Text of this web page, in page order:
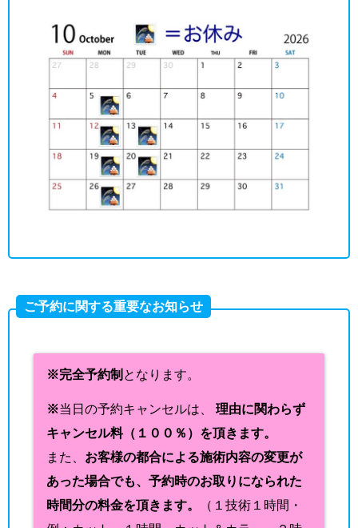
ご予約に関する重要なお知らせ
※完全予約制 となります。
※当日の予約キャンセルは、 理由に関わらず
キャンセル料（１００％）を頂きます。
また、 お客様の都合による施術内容の変更が
あった場合でも、予約時のお取りになられた
時間分の料金を頂きます。
（１技術１時間・